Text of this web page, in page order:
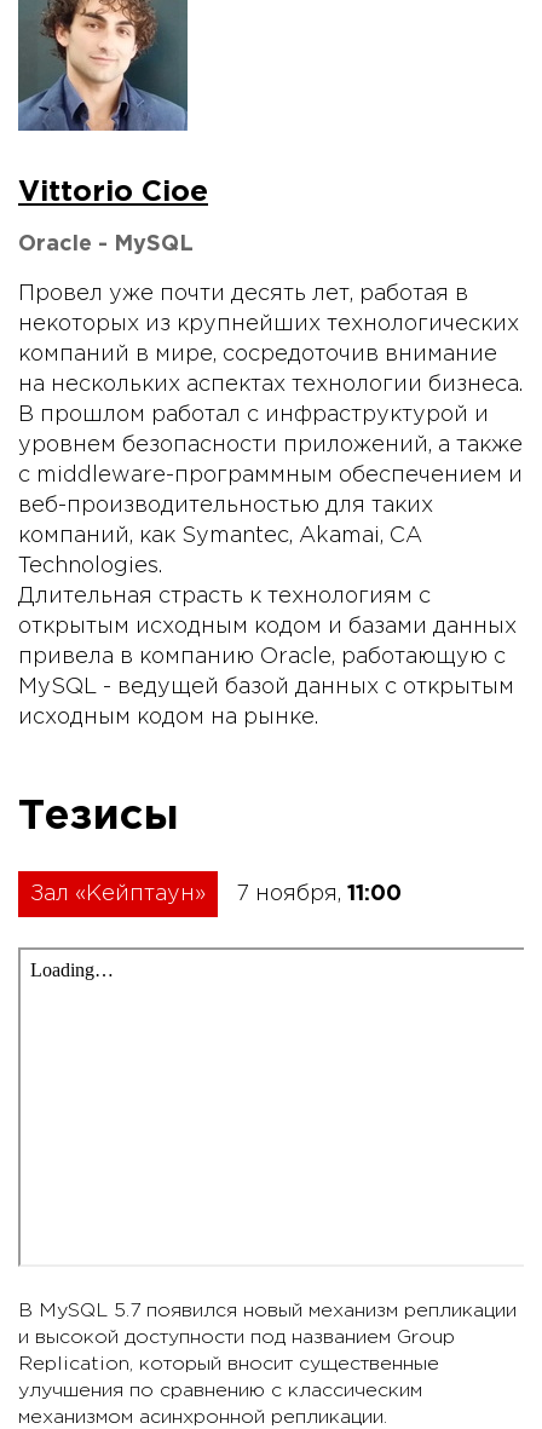
Vittorio Cioe
Oracle - MySQL
Провел уже почти десять лет, работая в
некоторых из крупнейших технологических
компаний в мире, сосредоточив внимание
на нескольких аспектах технологии бизнеса.
В прошлом работал с инфраструктурой и
уровнем безопасности приложений, а также
с middleware-программным обеспечением и
веб-производительностью для таких
компаний, как Symantec, Akamai, CA
Technologies.
Длительная страсть к технологиям с
открытым исходным кодом и базами данных
привела в компанию Oracle, работающую с
MySQL - ведущей базой данных с открытым
исходным кодом на рынке.
Тезисы
Зал «Кейптаун» 7 ноября, 11:00
В MySQL 5.7 появился новый механизм репликации
и высокой доступности под названием Group
Replication, который вносит существенные
улучшения по сравнению с классическим
механизмом асинхронной репликации.